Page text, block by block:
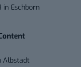
in Eschborn
Albstadt